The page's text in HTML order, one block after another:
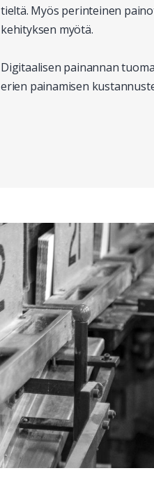
tieltä. Myös perinteinen
kehityksen myötä.
Digitaalisen painannan
erien painamisen